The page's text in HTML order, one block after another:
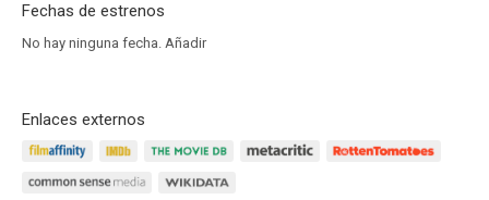
Fechas de estrenos
No hay ninguna fecha. Añadir
Enlaces externos